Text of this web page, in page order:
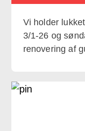
Vi holder
3/1-26 og
renovering af